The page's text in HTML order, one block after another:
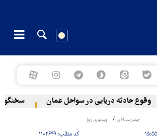
وقوع حادثه دریایی در سواحل عمان سخنگوی
چندرسانه‌ای ویدیوی روز
کد مطلب:۱۱۰۲۶۴۹